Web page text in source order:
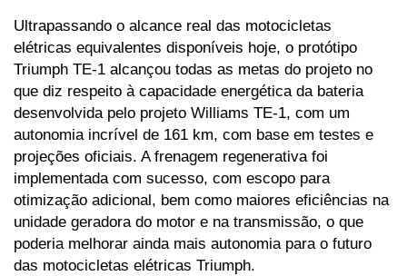
Ultrapassando o alcance real das motocicletas
elétricas equivalentes disponíveis hoje, o protótipo
Triumph TE-1 alcançou todas as metas do projeto no
que diz respeito à capacidade energética da bateria
desenvolvida pelo projeto Williams TE-1, com um
autonomia incrível de 161 km, com base em testes e
projeções oficiais. A frenagem regenerativa foi
implementada com sucesso, com escopo para
otimização adicional, bem como maiores eficiências na
unidade geradora do motor e na transmissão, o que
poderia melhorar ainda mais autonomia para o futuro
das motocicletas elétricas Triumph.